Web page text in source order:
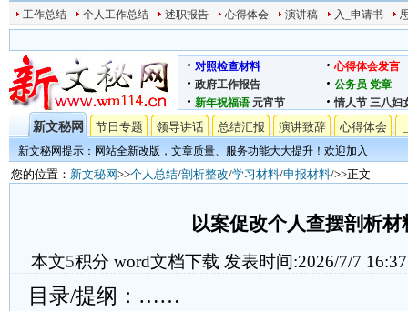
工作总结 个人工作总结 述职报告 心得体会 演讲稿 入_申请书
对照检查材料
心得体会发言
政府工作报告
公务员 党章
新年祝福语 元宵节 情人节 三八妇
新文秘网 节日专题 领导讲话 总结汇报 演讲致辞 心得体会
新文秘网提示：网站全新改版，文章质量、服务功能大大提升！欢迎加入
您的位置： 新文秘网>>个人总结/剖析整改/学习材料/申报材料/>>正文
以案促改个人查摆剖析材
本文5积分 word文档下载 发表时间:2026/7/7
目录/提纲：……